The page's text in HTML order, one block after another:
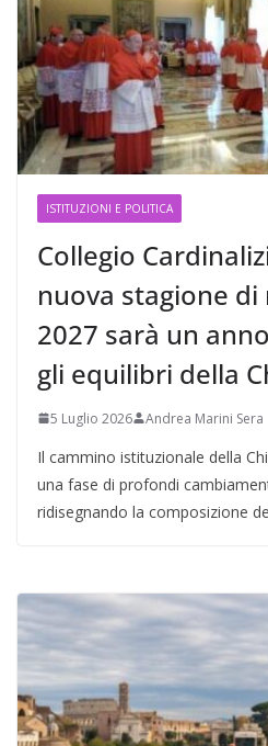
ISTITUZIONI E POLITICA
Collegio
nuova stagione di
2027 sarà un
gli equilibri della
5 Luglio 2026 Andrea Marini Sera
Il cammino istituzionale della
una fase di profondi
ridisegnando la composizione